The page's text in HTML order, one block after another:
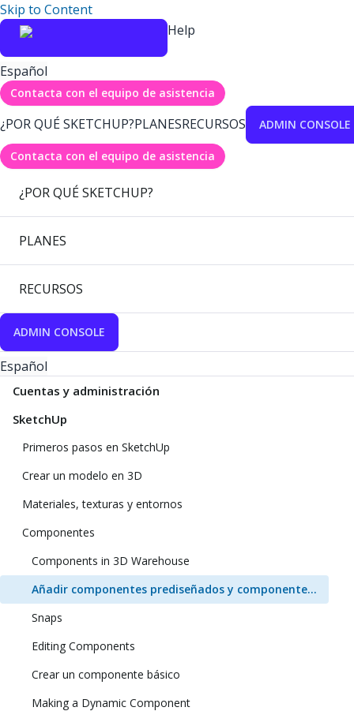
Skip to Content
Help
Español
Contacta con el equipo de asistencia
¿POR QUÉ SKETCHUP?PLANESRECURSOS ADMIN CONSOLE
Contacta con el equipo de asistencia
¿POR QUÉ SKETCHUP?
PLANES
RECURSOS
ADMIN CONSOLE
Español
Cuentas y administración
SketchUp
Primeros pasos en SketchUp
Crear un modelo en 3D
Materiales, texturas y entornos
Componentes
Components in 3D Warehouse
Añadir componentes prediseñados y componentes dinámicos
Snaps
Editing Components
Crear un componente básico
Making a Dynamic Component